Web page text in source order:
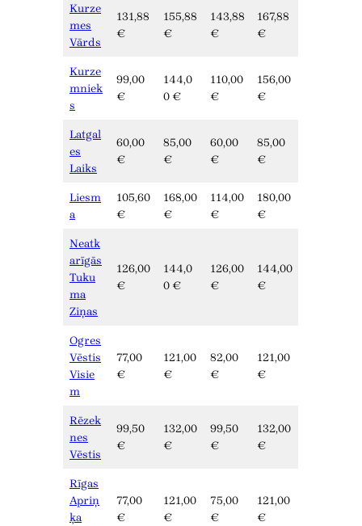
Kurze
mes
Vārds
131,88
€
155,88
€
143,88
€
167,88
€
Kurze
mniek
s
99,00
€
144,0
0 €
110,00
€
156,00
€
Latgal
es
Laiks
60,00
€
85,00
€
60,00
€
85,00
€
Liesm
a
105,60
€
168,00
€
114,00
€
180,00
€
Neatk
arīgās
Tuku
ma
Ziņas
126,00
€
144,0
0 €
126,00
€
144,00
€
Ogres
Vēstis
Visie
m
77,00
€
121,00
€
82,00
€
121,00
€
Rēzek
nes
Vēstis
99,50
€
132,00
€
99,50
€
132,00
€
Rīgas
Apriņ
ķa
77,00
€
121,00
€
75,00
€
121,00
€